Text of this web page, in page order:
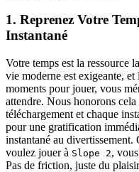
1. Reprenez Votre
Instantané
Votre temps est la ressource
vie moderne est exigeante,
moments pour jouer, vous
attendre. Nous honorons
téléchargement et chaque
pour une gratification
instantané au divertissement.
voulez jouer à Slope 2,
Pas de friction, juste du